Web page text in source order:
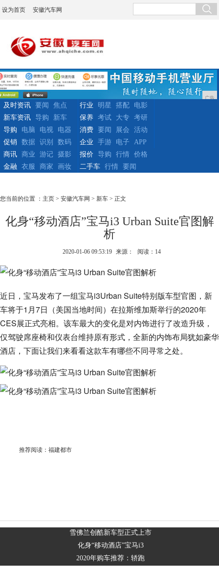
设为首页 安徽汽车网
广告
及时资讯 要闻
焦点
新车资讯
导购 新车
行业 明星 搭配
电影
保养
考试 大专
考研
导购
电脑 电视
电器
促销
数据 识别 数码
消费 要闻 展会
活动
企业
手游 电子
APP
商讯
商业 游记
摄影
金融
衣服 商家 画妆
报价 导购 行情
价格
二手车
行情 要闻
您当前的位置 ： 主页 > 安徽汽车网 > 新车 > 正文
化身“移动酒店”宝马i3 Urban Suite官图解
析
2020-01-06 09:53:19 来源： 阅读：14
近日，宝马发布了一组宝马i3Urban Suite特别版车型官图，新
车将于1月7日（美国当地时间）在拉斯维加斯举行的2020年
CES展正式亮相。该车最大的变化是对内饰进行了改造升级，
仅驾驶席座椅和仪表台维持原有形式，全新的内饰布局犹如豪华
酒店，下面让我们来看看这款车有哪些不同寻常之处。
推荐阅读： 福建都市
雪佛兰创酷新车型正式上市
化身“移动酒店”宝马i3
2020年购车推荐：轿跑